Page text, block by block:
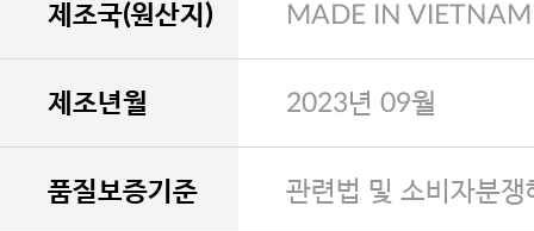
제조국(원산지) MADE IN VIETNAM
제조년월 2023년 09월
품질보증기준 관련법 및 소비자분